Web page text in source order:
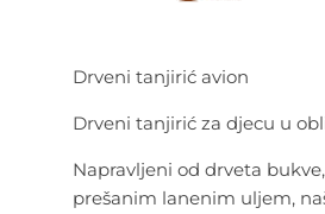
Drveni tanjirić avion
Drveni tanjirić za djecu u
Napravljeni od drveta
prešanim lanenim uljem,